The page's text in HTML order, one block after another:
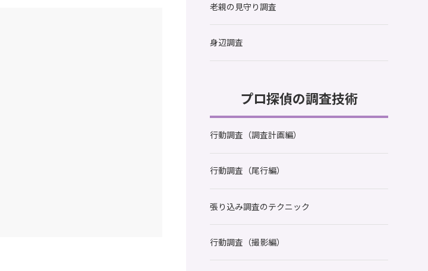
老親の見守り調査
身辺調査
プロ探偵の調査技術
行動調査（調査計画編）
行動調査（尾行編）
張り込み調査のテクニック
行動調査（撮影編）